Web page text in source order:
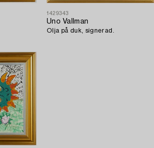
1429343
Uno Vallman
Olja på duk, signerad.